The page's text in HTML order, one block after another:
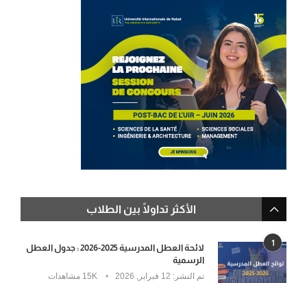
الأكثر تداولًا بين الطلاب
1
لائحة العطل المدرسية 2025-2026 : جدول العطل
الرسمية
تم النشر: 15K مشاهدات